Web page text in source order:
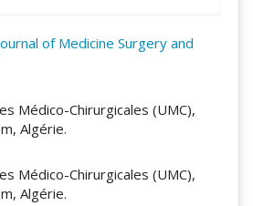
of Medicine Surgery and
Médico-Chirurgicales (UMC),
Algérie.
Médico-Chirurgicales (UMC),
Algérie.